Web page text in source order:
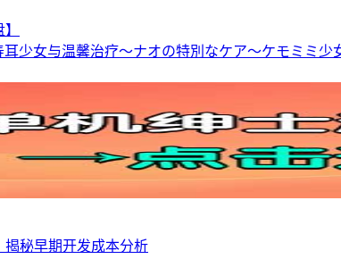
少女与温馨治疗～ナオの特別なケア～ケモミミ少
秘早期开发成本分析